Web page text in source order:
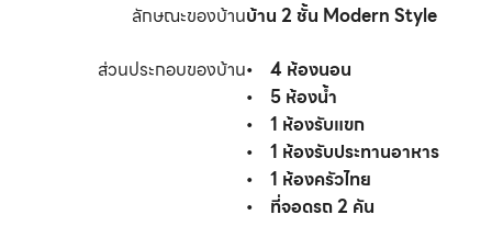
ลักษณะของบ้านบ้าน 2 ชั้น Modern Style
ส่วนประกอบของบ้าน• 4 ห้องนอน
•
5 ห้องน้ำ
•
1 ห้องรับแขก
•
1 ห้องรับประทานอาหาร
•
1 ห้องครัวไทย
•
ที่จอดรถ 2 คัน